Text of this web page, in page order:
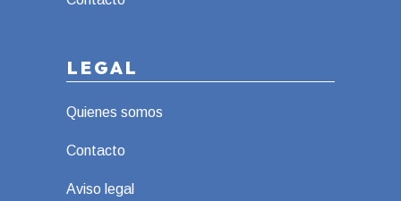
LEGAL
Quienes somos
Contacto
Aviso legal